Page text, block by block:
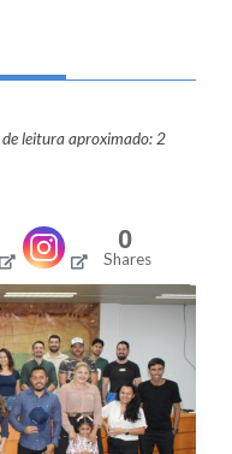
leitura aproximado: 2
0
Shares